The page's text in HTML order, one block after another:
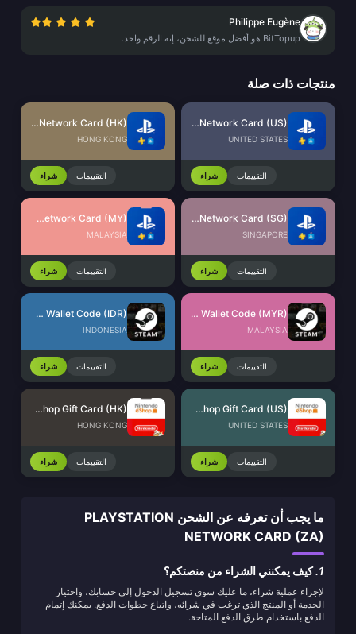
Philippe Eugène
BitTopup هو أفضل موقع للشحن، إنه الرقم واحد.
منتجات ذات صلة
PlayStation Network Card (US)
UNITED STATES
التقييمات شراء
PlayStation Network Card (HK)
HONG KONG
التقييمات شراء
PlayStation Network Card (SG)
SINGAPORE
التقييمات شراء
PlayStation Network Card (MY)
MALAYSIA
التقييمات شراء
Steam Wallet Code (MYR)
MALAYSIA
التقييمات شراء
Steam Wallet Code (IDR)
INDONESIA
التقييمات شراء
Nintendo eShop Gift Card (US)
UNITED STATES
التقييمات شراء
Nintendo eShop Gift Card (HK)
HONG KONG
التقييمات شراء
ما يجب أن تعرفه عن الشحن PLAYSTATION
NETWORK CARD (ZA)
1. كيف يمكنني الشراء من منصتكم؟
لإجراء عملية شراء، ما عليك سوى تسجيل الدخول إلى حسابك، واختيار
الخدمة أو المنتج الذي ترغب في شرائه، واتباع خطوات الدفع. يمكنك إتمام
الدفع باستخدام طرق الدفع المتاحة.